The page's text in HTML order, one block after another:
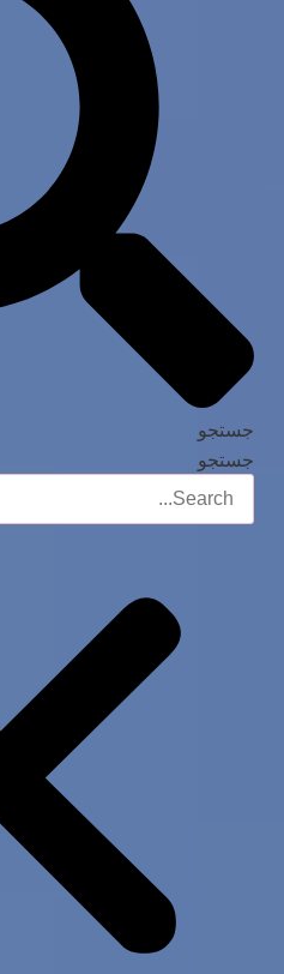
جستجو
جستجو